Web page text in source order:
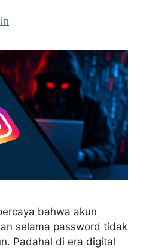
bahwa akun
selama password tidak
Padahal di era digital